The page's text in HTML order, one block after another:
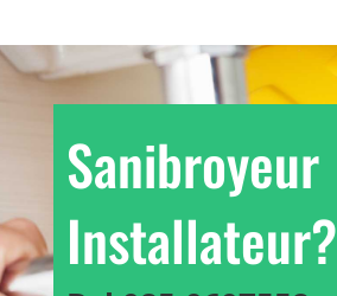
Sanibroyeur
Installateur?